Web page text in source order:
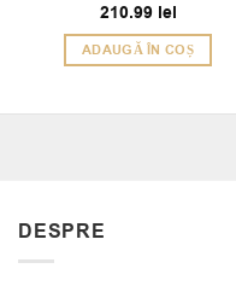
Evaluat la
5din 5
210.99 lei
ADAUGĂ ÎN COȘ
DESPRE